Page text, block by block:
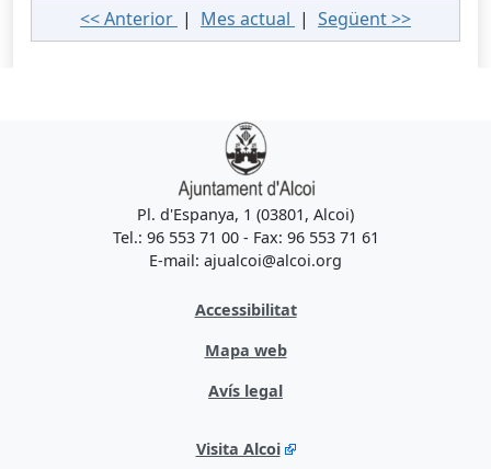
<< Anterior | Mes actual | Següent >>
Pl. d'Espanya, 1 (03801, Alcoi)
Tel.: 96 553 71 00 - Fax: 96 553 71 61
E-mail: ajualcoi@alcoi.org
Accessibilitat
Mapa web
Avís legal
Visita Alcoi